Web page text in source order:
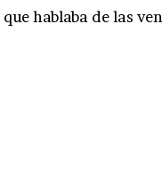
hablaba de las